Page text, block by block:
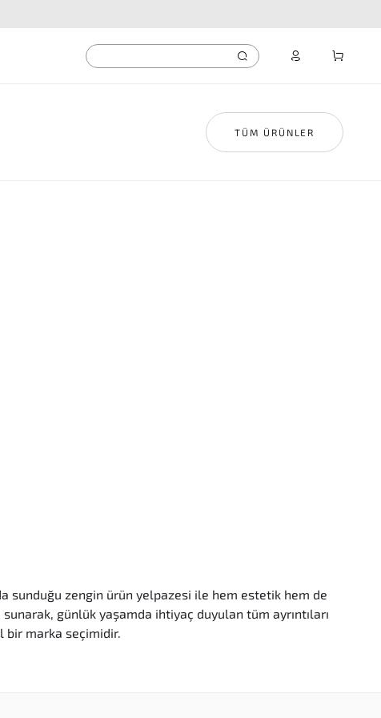
TÜM ÜRÜNLER
sunduğu zengin ürün yelpazesi ile hem estetik hem de
günlük yaşamda ihtiyaç duyulan tüm ayrıntıları
bir marka seçimidir.